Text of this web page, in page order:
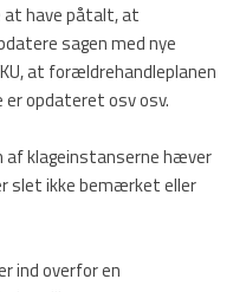
at have påtalt, at
sagen med nye
at forældrehandleplanen
er opdateret osv osv.
af klageinstanserne hæver
slet ikke bemærket eller
ind overfor en